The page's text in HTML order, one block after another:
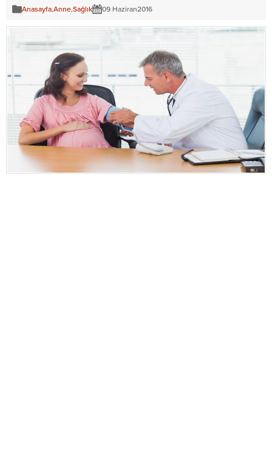
Anasayfa,Anne,Sağlık 09 Haziran2016